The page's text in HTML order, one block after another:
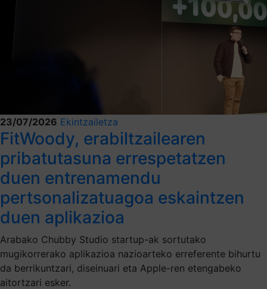
23/07/2026 Ekintzailetza
FitWoody, erabiltzailearen
pribatutasuna errespetatzen
duen entrenamendu
pertsonalizatuagoa eskaintzen
duen aplikazioa
Arabako Chubby Studio startup-ak sortutako
mugikorrerako aplikazioa nazioarteko erreferente bihurtu
da berrikuntzari, diseinuari eta Apple-ren etengabeko
aitortzari esker.